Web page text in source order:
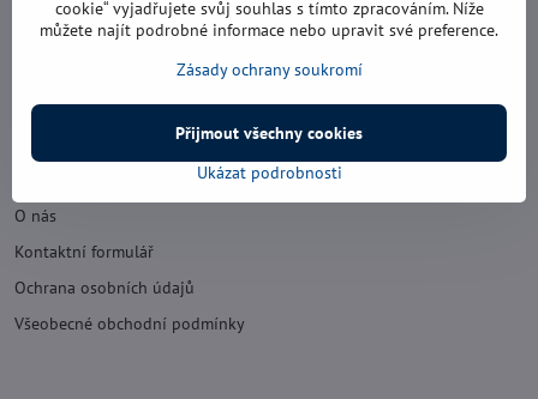
pátek: 8:00 - 16:00
Náš obchod
O nás
Kontaktní formulář
Ochrana osobních údajů
Všeobecné obchodní podmínky
cookie“ vyjadřujete svůj souhlas s tímto zpracováním. Níže
můžete najít podrobné informace nebo upravit své preference.
Zásady ochrany soukromí
Ukázat podrobnosti
Přijmout všechny cookies